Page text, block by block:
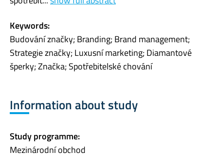
Keywords:
Budování značky; Branding; Brand management;
Strategie značky; Luxusní marketing; Diamantové
šperky; Značka; Spotřebitelské chování
Information about study
Study programme:
Mezinárodní obchod